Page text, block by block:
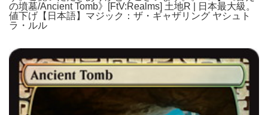
の墳墓/Ancient Tomb》[FtV:Realms] 土地R | 日本最大級。
値下げ【日本語】マジック：ザ・ギャザリング ヤシュト
ラ・ルル